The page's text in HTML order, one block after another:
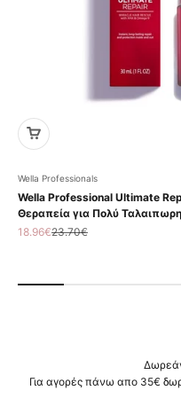
Wella Professionals
Wella Professional Ultimate
Θεραπεία για Πολύ
Τιμή πώλησης
18.96€Κανονική τιμή
23.70€
Για αγορές πάνω απο 35€